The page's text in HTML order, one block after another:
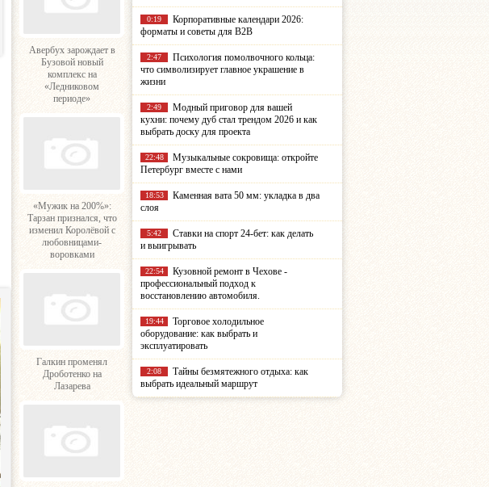
Авербух зарождает в
Бузовой новый
комплекс на
«Ледниковом
периоде»
«Мужик на 200%»:
Тарзан признался, что
изменил Королёвой с
любовницами-
воровками
Галкин променял
Дроботенко на
Лазарева
0:19
Корпоративные календари 2026:
форматы и советы для B2B
2:47
Психология помолвочного кольца:
что символизирует главное украшение в
жизни
2:49
Модный приговор для вашей
кухни: почему дуб стал трендом 2026 и как
выбрать доску для проекта
22:48
Музыкальные сокровища: откройте
Петербург вместе с нами
18:53
Каменная вата 50 мм: укладка в два
слоя
5:42
Ставки на спорт 24-бет: как делать
и выигрывать
22:54
Кузовной ремонт в Чехове -
профессиональный подход к
восстановлению автомобиля.
19:44
Торговое холодильное
оборудование: как выбрать и
эксплуатировать
2:08
Тайны безмятежного отдыха: как
выбрать идеальный маршрут